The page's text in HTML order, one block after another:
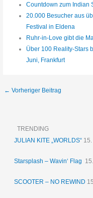
Countdown zum Indian
20.000 Besucher aus
Festival in Eldena
Ruhr-in-Love gibt die
Über 100 Reality-Stars
Juni, Frankfurt
← Vorheriger Beitrag
TRENDING
JULIAN KITE „WORLDS“
Starsplash – Wavin‘ Flag
SCOOTER – NO REWIND